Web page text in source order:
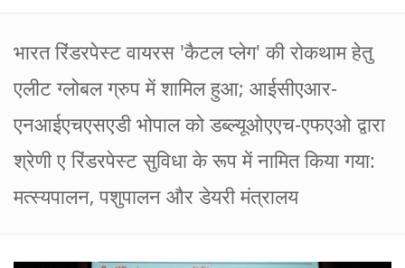
भारत रिंडरपेस्ट वायरस 'कैटल प्लेग' की रोकथाम हेतु
एलीट ग्लोबल ग्रुप में शामिल हुआ; आईसीएआर-
एनआईएचएसएडी भोपाल को डब्ल्यूओएएच-एफएओ द्वारा
श्रेणी ए रिंडरपेस्ट सुविधा के रूप में नामित किया गया:
मत्स्यपालन, पशुपालन और डेयरी मंत्रालय